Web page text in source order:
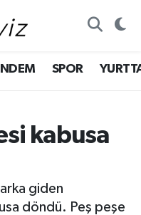
SPOR
kabusa
giden
döndü. Peş peşe
Fikstür